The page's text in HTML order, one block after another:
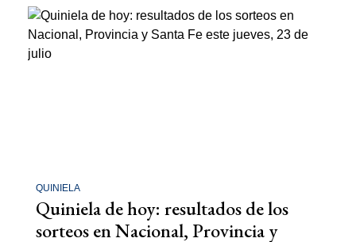
QUINIELA
Quiniela de hoy: resultados de los
sorteos en Nacional, Provincia y